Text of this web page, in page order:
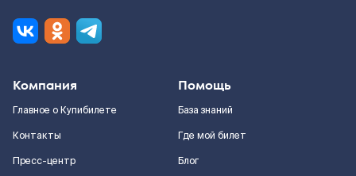
Компания
Главное о Купибилете
Контакты
Пресс-центр
Помощь
База знаний
Где мой билет
Блог